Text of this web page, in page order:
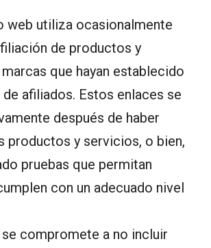
web utiliza ocasionalmente
de productos y
que hayan establecido
de afiliados. Estos enlaces se
después de haber
productos y servicios, o bien,
pruebas que permitan
con un adecuado nivel
compromete a no incluir